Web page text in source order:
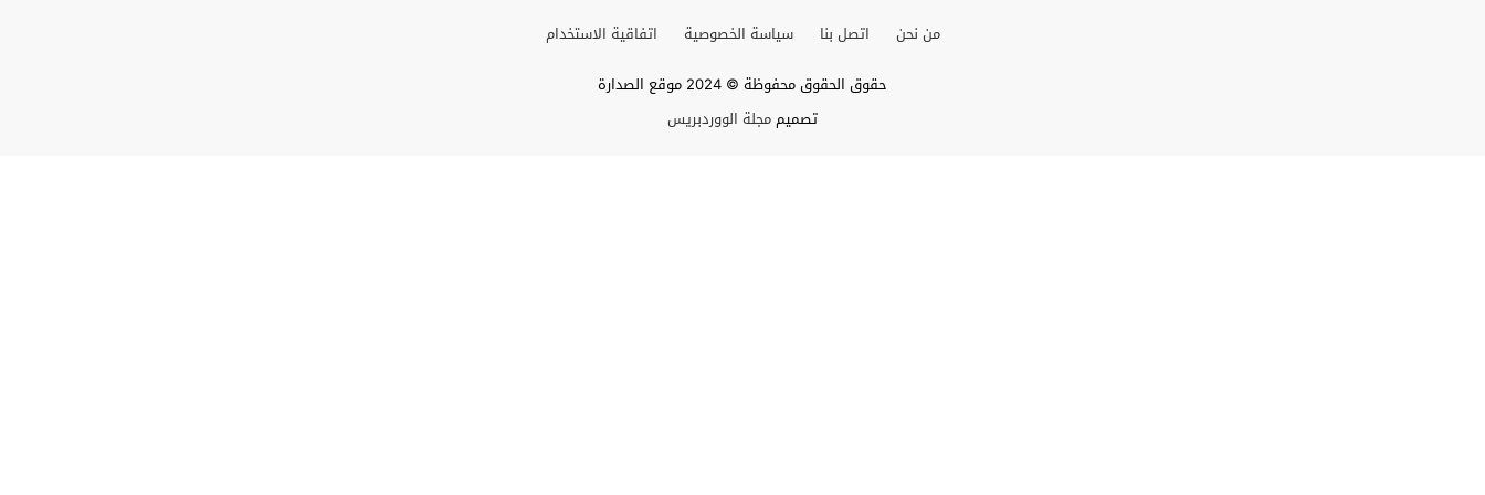
من نحن اتصل بنا سياسة الخصوصية
اتفاقية الاستخدام
حقوق الحقوق محفوظة © 2024 موقع الصدارة
تصميممجلة الووردبريس